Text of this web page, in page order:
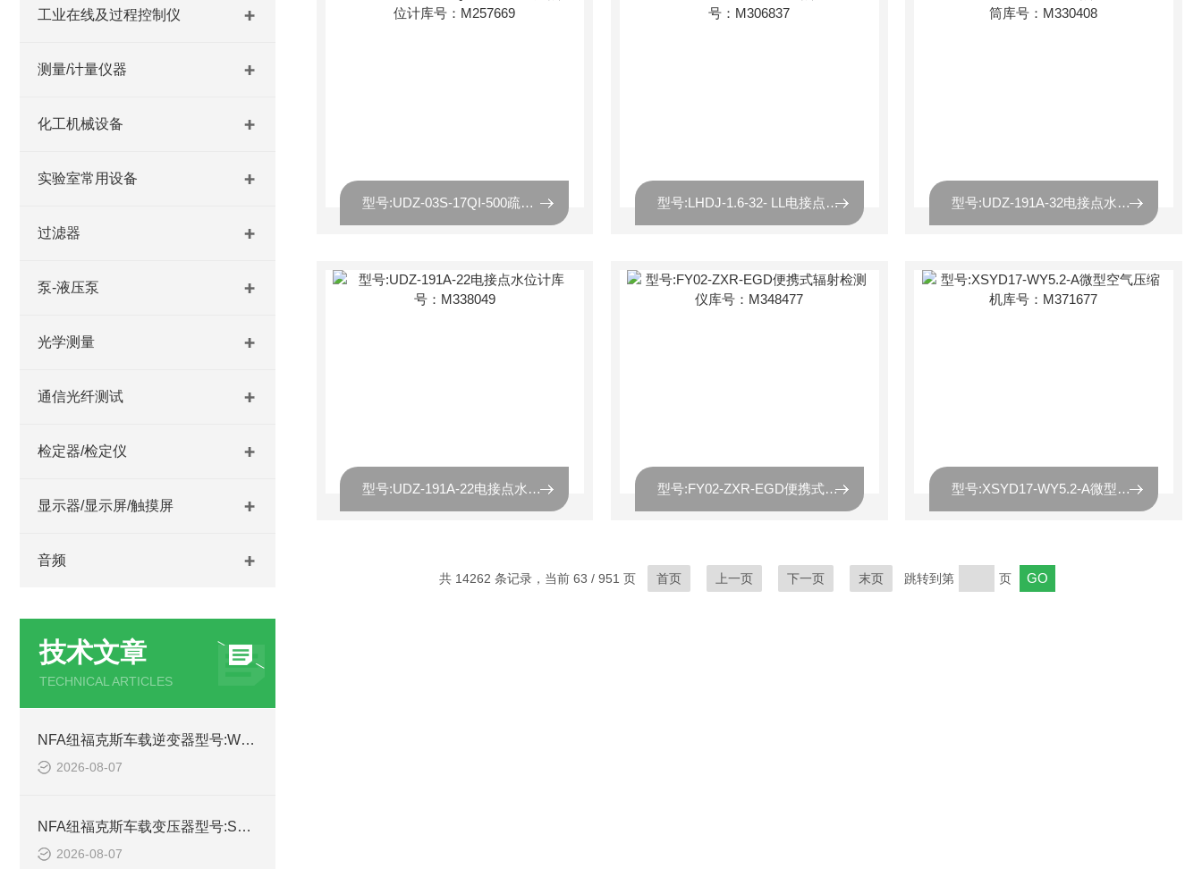
工业在线及过程控制仪
测量/计量仪器
化工机械设备
实验室常用设备
过滤器
泵-液压泵
光学测量
通信光纤测试
检定器/检定仪
显示器/显示屏/触摸屏
音频
技术文章
TECHNICAL ARTICLES
NFA纽福克斯车载逆变器型号:WSX97-7559V-NFA24V库号：M53795的简单介绍
2026-08-07
NFA纽福克斯车载变压器型号:SX97-7552N的简单介绍
2026-08-07
型号:UDZ-03S-17QI-500疏水电接点水位计库号：M257669 型号:LHDJ-1.6-32- LL电接点液位计库号：M306837 型号:UDZ-191A-32电接点水位计测量筒库号：M330408
型号:UDZ-191A-22电接点水位计库号：M338049 型号:FY02-ZXR-EGD便携式辐射检测仪库号：M348477 型号:XSYD17-WY5.2-A微型空气压缩机库号：M371677
共 14262 条记录，当前 63 / 951 页 首页 上一页 下一页 末页 跳转到第 页